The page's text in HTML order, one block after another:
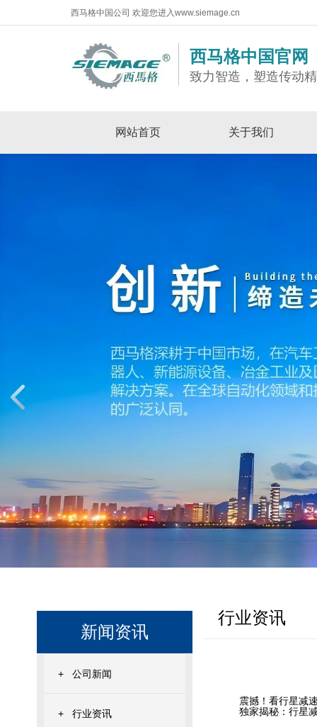
西马格中国公司 欢迎您进入www.siemage.cn
西马格中国官网
致力智造，塑造传动
网站首页 关于我们
新闻资讯
+ 公司新闻
+ 行业资讯
行业资讯
震撼！看行星减
独家揭秘：行星